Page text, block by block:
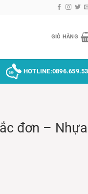
GIỎ HÀNG
HOTLINE:
đơn – Nhựa